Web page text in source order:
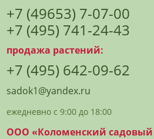
+7 (49653) 7-07-00
+7 (495) 741-24-43
продажа растений:
+7 (495) 642-09-62
sadok1@yandex.ru
ежедневно с 9:00 до 18:00
ООО «Коломенский садовый